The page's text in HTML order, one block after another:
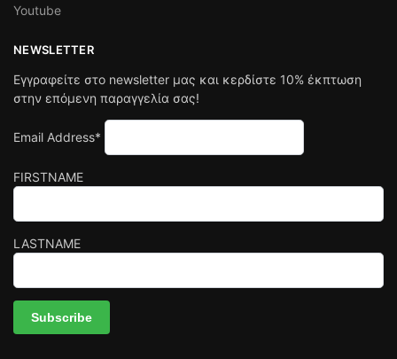
Youtube
NEWSLETTER
Εγγραφείτε στο newsletter μας και κερδίστε 10% έκπτωση
στην επόμενη παραγγελία σας!
Email Address*
FIRSTNAME
LASTNAME